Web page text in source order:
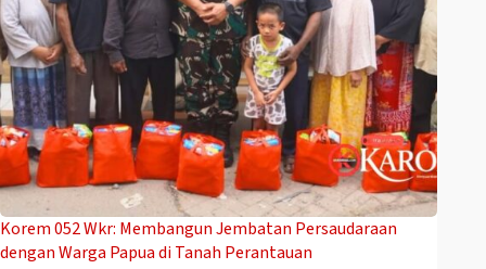
Korem 052 Wkr: Membangun Jembatan Persaudaraan
dengan Warga Papua di Tanah Perantauan